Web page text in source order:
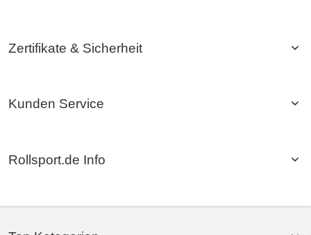
Zertifikate & Sicherheit
Kunden Service
Rollsport.de Info